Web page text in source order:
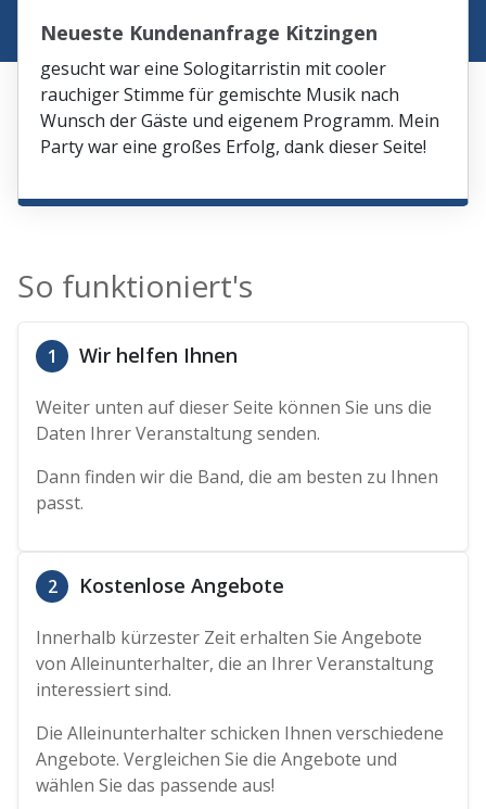
Neueste Kundenanfrage Kitzingen
gesucht war eine Sologitarristin mit cooler
rauchiger Stimme für gemischte Musik nach
Wunsch der Gäste und eigenem Programm. Mein
Party war eine großes Erfolg, dank dieser Seite!
So funktioniert's
1 Wir helfen Ihnen
Weiter unten auf dieser Seite können Sie uns die
Daten Ihrer Veranstaltung senden.
Dann finden wir die Band, die am besten zu Ihnen
passt.
2 Kostenlose Angebote
Innerhalb kürzester Zeit erhalten Sie Angebote
von Alleinunterhalter, die an Ihrer Veranstaltung
interessiert sind.
Die Alleinunterhalter schicken Ihnen verschiedene
Angebote. Vergleichen Sie die Angebote und
wählen Sie das passende aus!